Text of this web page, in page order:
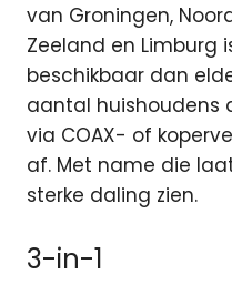
van Groningen,
Zeeland en Limburg
beschikbaar dan
aantal
via COAX- of
af. Met name die
sterke daling zien.
3-in-1